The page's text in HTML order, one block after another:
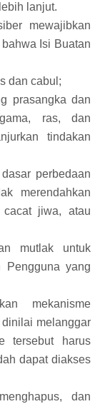
lanjut.
mewajibkan
Isi Buatan
dan cabul;
prasangka dan
ras, dan
tindakan
perbedaan
merendahkan
cacat jiwa, atau
mutlak untuk
Pengguna yang
mekanisme
melanggar
tersebut harus
dapat diakses
dan